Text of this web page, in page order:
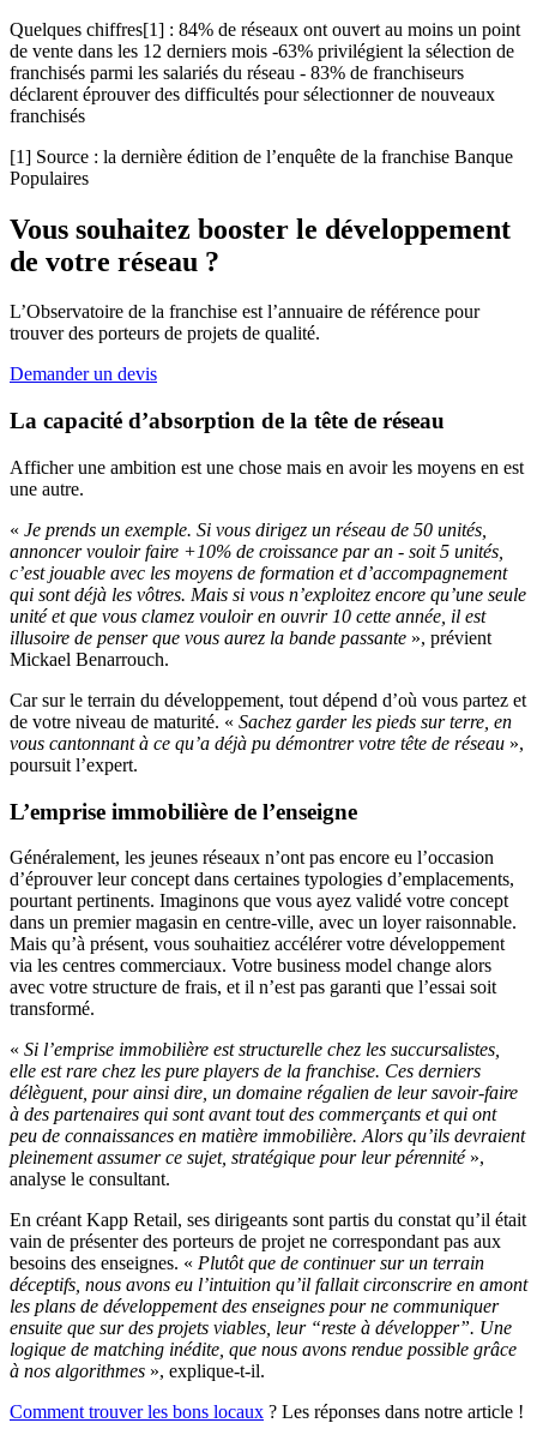
Quelques chiffres[1] : 84% de réseaux ont ouvert au moins un point
de vente dans les 12 derniers mois -63% privilégient la sélection de
franchisés parmi les salariés du réseau - 83% de franchiseurs
déclarent éprouver des difficultés pour sélectionner de nouveaux
franchisés
[1] Source : la dernière édition de l’enquête de la franchise Banque
Populaires
Vous souhaitez booster le développement
de votre réseau ?
L’Observatoire de la franchise est l’annuaire de référence pour
trouver des porteurs de projets de qualité.
Demander un devis
La capacité d’absorption de la tête de réseau
Afficher une ambition est une chose mais en avoir les moyens en est
une autre.
« Je prends un exemple. Si vous dirigez un réseau de 50 unités,
annoncer vouloir faire +10% de croissance par an - soit 5 unités,
c’est jouable avec les moyens de formation et d’accompagnement
qui sont déjà les vôtres. Mais si vous n’exploitez encore qu’une seule
unité et que vous clamez vouloir en ouvrir 10 cette année, il est
illusoire de penser que vous aurez la bande passante », prévient
Mickael Benarrouch.
Car sur le terrain du développement, tout dépend d’où vous partez et
de votre niveau de maturité. « Sachez garder les pieds sur terre, en
vous cantonnant à ce qu’a déjà pu démontrer votre tête de réseau »,
poursuit l’expert.
L’emprise immobilière de l’enseigne
Généralement, les jeunes réseaux n’ont pas encore eu l’occasion
d’éprouver leur concept dans certaines typologies d’emplacements,
pourtant pertinents. Imaginons que vous ayez validé votre concept
dans un premier magasin en centre-ville, avec un loyer raisonnable.
Mais qu’à présent, vous souhaitiez accélérer votre développement
via les centres commerciaux. Votre business model change alors
avec votre structure de frais, et il n’est pas garanti que l’essai soit
transformé.
« Si l’emprise immobilière est structurelle chez les succursalistes,
elle est rare chez les pure players de la franchise. Ces derniers
délèguent, pour ainsi dire, un domaine régalien de leur savoir-faire
à des partenaires qui sont avant tout des commerçants et qui ont
peu de connaissances en matière immobilière. Alors qu’ils devraient
pleinement assumer ce sujet, stratégique pour leur pérennité »,
analyse le consultant.
En créant Kapp Retail, ses dirigeants sont partis du constat qu’il était
vain de présenter des porteurs de projet ne correspondant pas aux
besoins des enseignes. « Plutôt que de continuer sur un terrain
déceptifs, nous avons eu l’intuition qu’il fallait circonscrire en amont
les plans de développement des enseignes pour ne communiquer
ensuite que sur des projets viables, leur “reste à développer”. Une
logique de matching inédite, que nous avons rendue possible grâce
à nos algorithmes », explique-t-il.
Comment trouver les bons locaux ? Les réponses dans notre article !